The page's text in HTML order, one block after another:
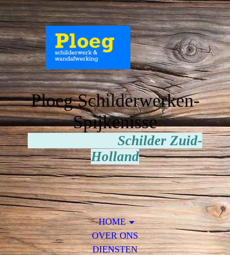
Ploeg Schilderwerken-
Spijkenisse
Schilder Zuid-
Holland
HOME
OVER ONS
DIENSTEN